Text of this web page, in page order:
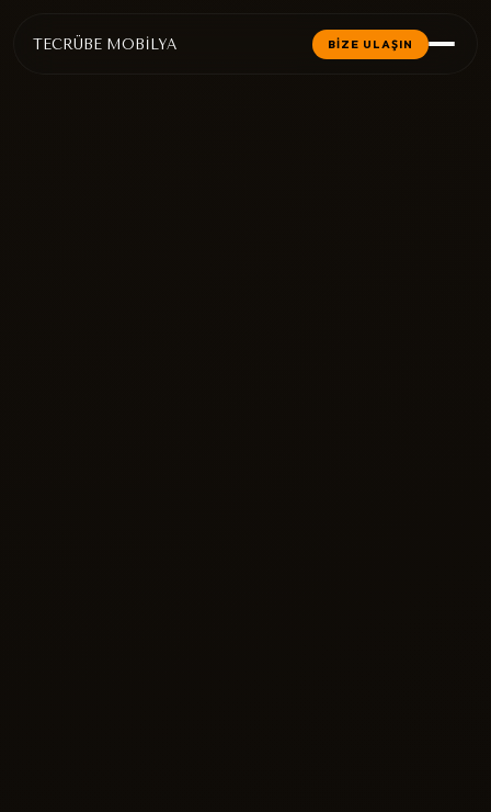
TECRÜBE MOBİLYA BİZE ULAŞIN